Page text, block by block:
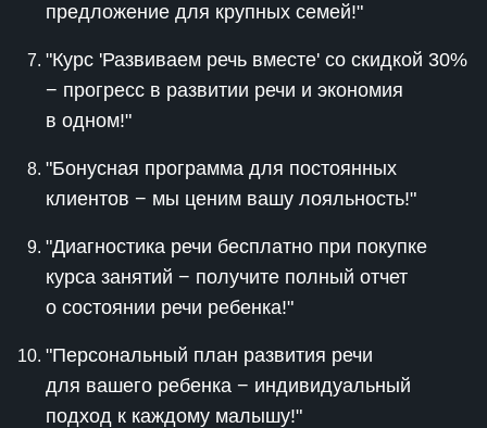
предложение для крупных семей!"
"Курс 'Развиваем речь вместе' со скидкой 30%
− прогресс в развитии речи и экономия
в одном!"
"Бонусная программа для постоянных
клиентов − мы ценим вашу лояльность!"
"Диагностика речи бесплатно при покупке
курса занятий − получите полный отчет
о состоянии речи ребенка!"
"Персональный план развития речи
для вашего ребенка − индивидуальный
подход к каждому малышу!"